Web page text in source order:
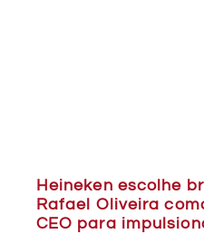
Heineken escolhe
Rafael Oliveira
CEO para